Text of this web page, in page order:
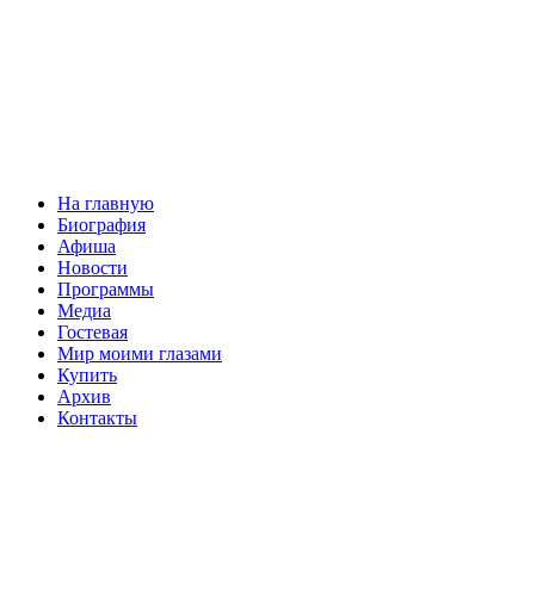
На главную
Биография
Афиша
Новости
Программы
Медиа
Гостевая
Мир моими глазами
Купить
Архив
Контакты